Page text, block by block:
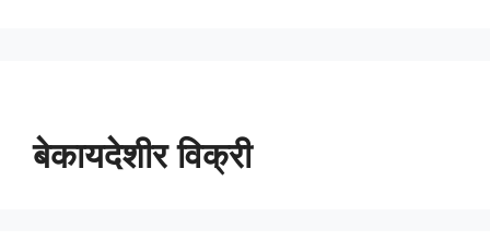
बेकायदेशीर विक्री